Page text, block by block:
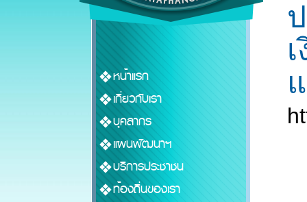
หน้าแรก
เกี่ยวกับเรา
บุคลากร
แผนพัฒนาฯ
บริการประชาชน
ท้องถิ่นของเรา